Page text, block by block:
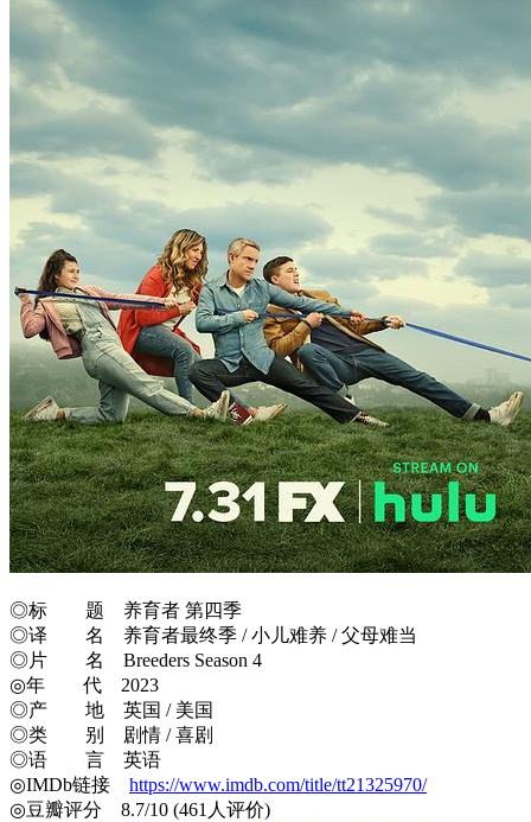
◎标 题 养育者 第四季
◎译 名 养育者最终季 / 小儿难养 / 父母难当
◎片 名 Breeders Season 4
◎年 代 2023
◎产 地 英国 / 美国
◎类 别 剧情 / 喜剧
◎语 言 英语
◎IMDb链接 https://www.imdb.com/title/tt21325970/
◎豆瓣评分 8.7/10 (461人评价)